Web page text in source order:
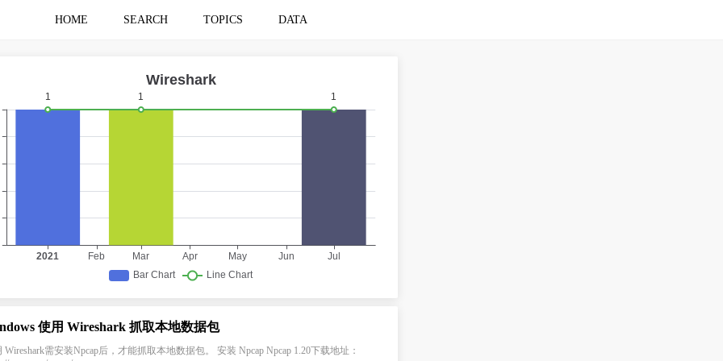
HOME SEARCH TOPICS DATA
使用 Wireshark 抓取本地数据包
Wireshark需安装Npcap后，才能抓取本地数据包。 安装 Npcap Npcap 1.20下载地址：